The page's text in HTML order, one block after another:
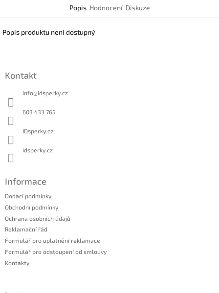
Popis Hodnocení Diskuze
Popis produktu není dostupný
Kontakt
info@idsperky.cz
603 433 765
IDsperky.cz
idsperky.cz
Informace
Dodací podmínky
Obchodní podmínky
Ochrana osobních údajů
Reklamační řád
Formulář pro uplatnění reklamace
Formulář pro odstoupení od smlouvy
Kontakty